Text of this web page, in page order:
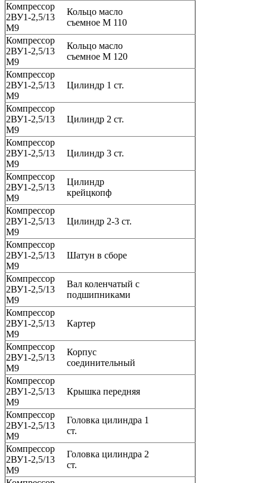
Компрессор
2ВУ1-2,5/13
М9
Кольцо масло
съемное М 110
Компрессор
2ВУ1-2,5/13
М9
Кольцо масло
съемное М 120
Компрессор
2ВУ1-2,5/13
М9
Цилиндр 1 ст.
Компрессор
2ВУ1-2,5/13
М9
Цилиндр 2 ст.
Компрессор
2ВУ1-2,5/13
М9
Цилиндр 3 ст.
Компрессор
2ВУ1-2,5/13
М9
Цилиндр
крейцкопф
Компрессор
2ВУ1-2,5/13
М9
Цилиндр 2-3 ст.
Компрессор
2ВУ1-2,5/13
М9
Шатун в сборе
Компрессор
2ВУ1-2,5/13
М9
Вал коленчатый с
подшипниками
Компрессор
2ВУ1-2,5/13
М9
Картер
Компрессор
2ВУ1-2,5/13
М9
Корпус
соединительный
Компрессор
2ВУ1-2,5/13
М9
Крышка передняя
Компрессор
2ВУ1-2,5/13
М9
Головка цилиндра 1
ст.
Компрессор
2ВУ1-2,5/13
М9
Головка цилиндра 2
ст.